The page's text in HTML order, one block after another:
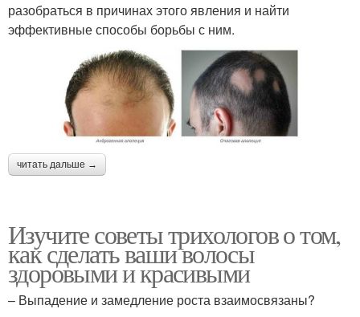
разобраться в причинах этого явления и найти
эффективные способы борьбы с ним.
читать дальше →
Изучите советы трихологов о том,
как сделать ваши волосы
здоровыми и красивыми
– Выпадение и замедление роста взаимосвязаны?